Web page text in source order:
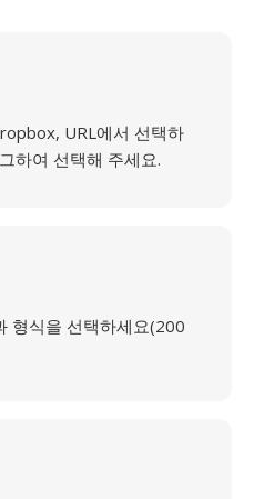
URL에서 선택하
하여 선택해 주세요.
형식을 선택하세요(200